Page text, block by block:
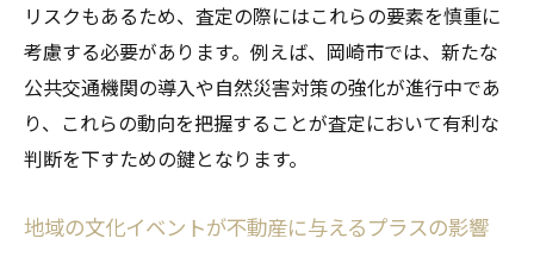
リスクもあるため、査定の際にはこれらの要素を慎重に
考慮する必要があります。例えば、岡崎市では、新たな
公共交通機関の導入や自然災害対策の強化が進行中であ
り、これらの動向を把握することが査定において有利な
判断を下すための鍵となります。
地域の文化イベントが不動産に与えるプラスの影響